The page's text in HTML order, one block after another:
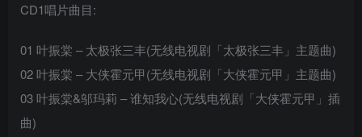
CD1唱片曲目:
01 叶振棠 – 太极张三丰(无线电视剧「太极张三丰」主题曲)
02 叶振棠 – 大侠霍元甲(无线电视剧「大侠霍元甲」主题曲)
03 叶振棠&邬玛莉 – 谁知我心(无线电视剧「大侠霍元甲」插
曲)